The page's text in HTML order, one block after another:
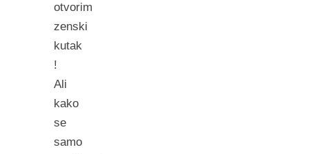
otvorim
zenski
kutak
!
Ali
kako
se
samo